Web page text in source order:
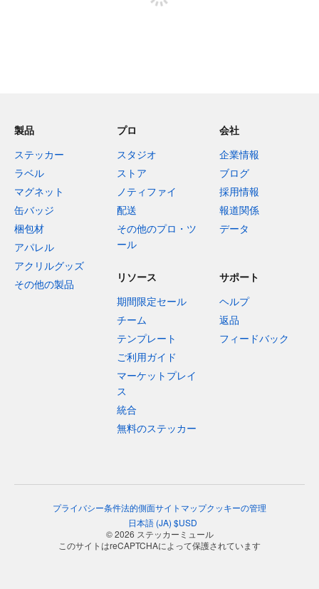
製品
ステッカー
ラベル
マグネット
缶バッジ
梱包材
アパレル
アクリルグッズ
その他の製品
プロ
スタジオ
ストア
ノティファイ
配送
その他のプロ・ツ
ール
会社
企業情報
ブログ
採用情報
報道関係
データ
リソース
期間限定セール
チーム
テンプレート
ご利用ガイド
マーケットプレイ
ス
統合
無料のステッカー
サポート
ヘルプ
返品
フィードバック
プライバシー条件法的側面サイトマップクッキーの管理
日本語(JA) $USD
© 2026 ステッカーミュール
このサイトはreCAPTCHAによって保護されています